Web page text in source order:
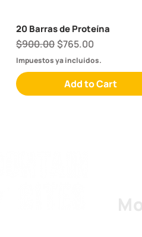
20 Barras de Proteína
Regular Price
$900.00Sale Price
$765.00
Impuestos ya incluídos.
Add to Cart